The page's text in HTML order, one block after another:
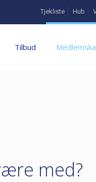
Tjekliste Hub
Tilbud
med?